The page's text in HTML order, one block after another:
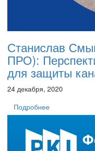
Станислав
ПРО):
для защиты
24 декабря, 2020
Подробнее